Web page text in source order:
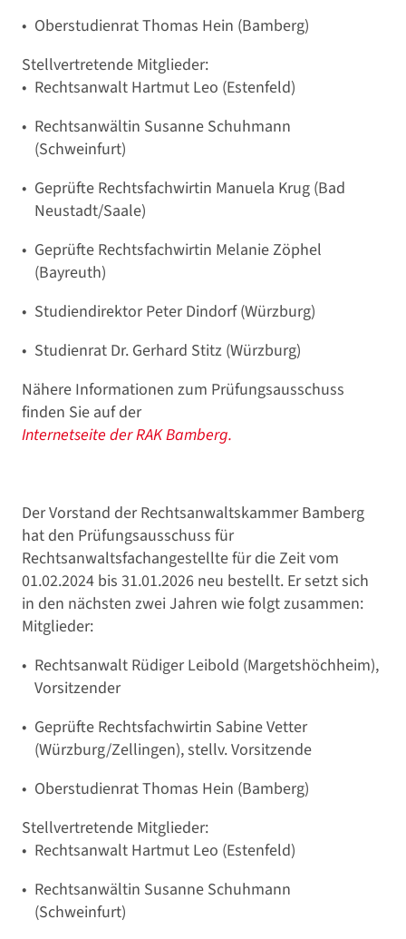
Oberstudienrat Thomas Hein (Bamberg)
Stellvertretende Mitglieder:
Rechtsanwalt Hartmut Leo (Estenfeld)
Rechtsanwältin Susanne Schuhmann
(Schweinfurt)
Geprüfte Rechtsfachwirtin Manuela Krug (Bad
Neustadt/Saale)
Geprüfte Rechtsfachwirtin Melanie Zöphel
(Bayreuth)
Studiendirektor Peter Dindorf (Würzburg)
Studienrat Dr. Gerhard Stitz (Würzburg)
Nähere Informationen zum Prüfungsausschuss
finden Sie auf der
Internetseite der RAK Bamberg.
Der Vorstand der Rechtsanwaltskammer Bamberg
hat den Prüfungsausschuss für
Rechtsanwaltsfachangestellte für die Zeit vom
01.02.2024 bis 31.01.2026 neu bestellt. Er setzt sich
in den nächsten zwei Jahren wie folgt zusammen:
Mitglieder:
Rechtsanwalt Rüdiger Leibold (Margetshöchheim),
Vorsitzender
Geprüfte Rechtsfachwirtin Sabine Vetter
(Würzburg/Zellingen), stellv. Vorsitzende
Oberstudienrat Thomas Hein (Bamberg)
Stellvertretende Mitglieder:
Rechtsanwalt Hartmut Leo (Estenfeld)
Rechtsanwältin Susanne Schuhmann
(Schweinfurt)